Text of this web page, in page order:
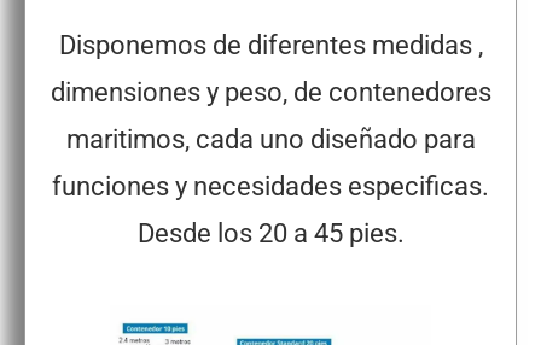
Disponemos de diferentes medidas ,
dimensiones y peso, de contenedores
maritimos, cada uno diseñado para
funciones y necesidades especificas.
Desde los 20 a 45 pies.